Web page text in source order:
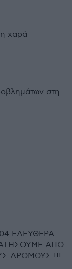
χαρά
στη
ΕΛΕΥΘΕΡΑ
ΑΠΟ
ΔΡΟΜΟΥΣ !!!